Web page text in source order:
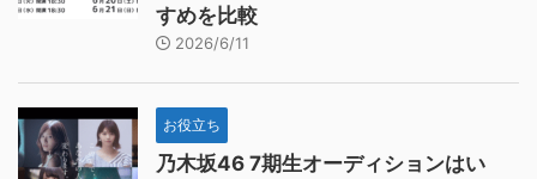
すめを比較
2026/6/11
お役立ち
乃木坂46 7期生オーディションはい